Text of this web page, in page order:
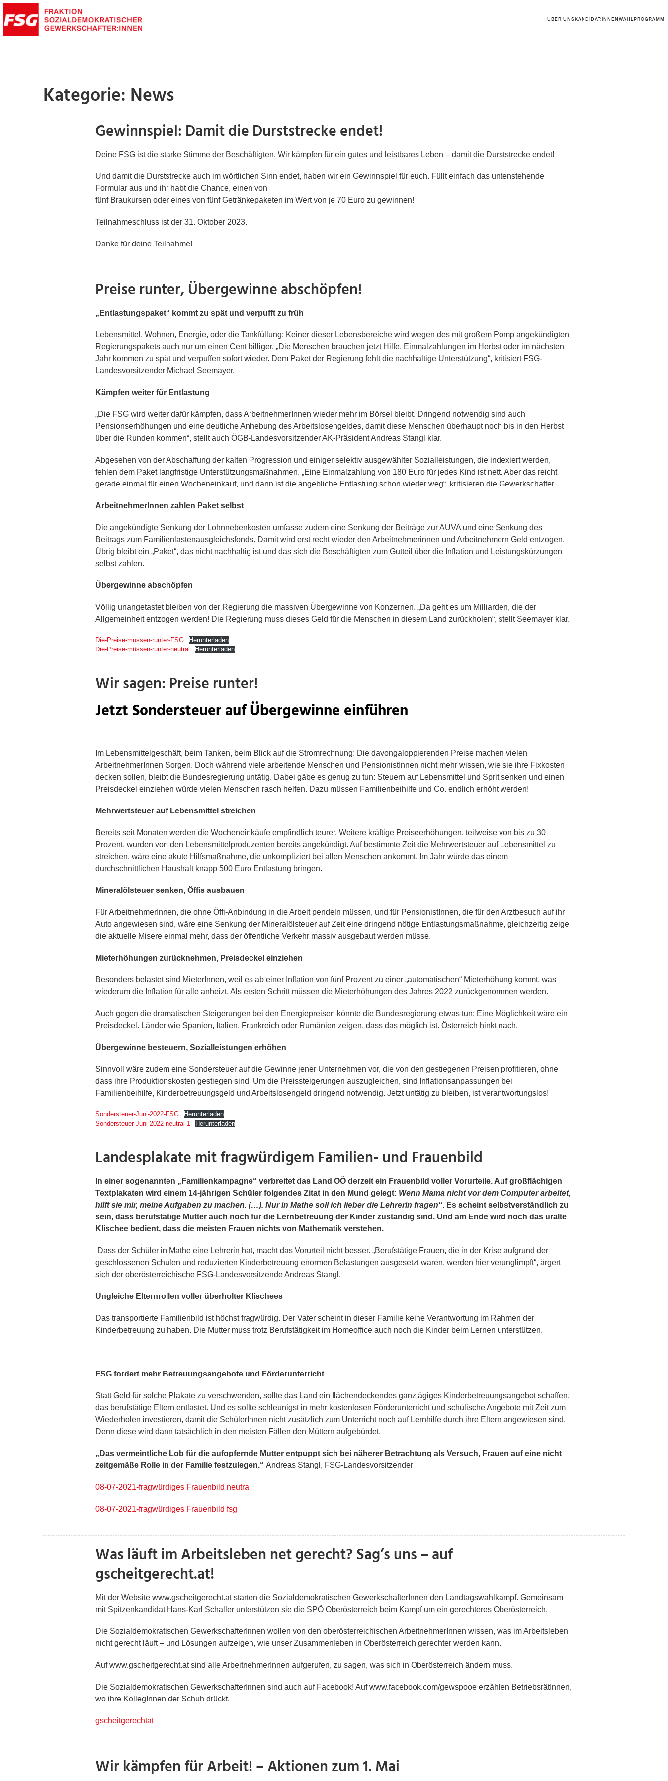
ÜBER UNS KANDIDAT:INNENWAHLPROGRAMM
Kategorie: News
Gewinnspiel: Damit die Durststrecke endet!
Deine FSG ist die starke Stimme der Beschäftigten. Wir kämpfen für ein gutes und leistbares Leben – damit die Durststrecke endet!
Und damit die Durststrecke auch im wörtlichen Sinn endet, haben wir ein Gewinnspiel für euch. Füllt einfach das untenstehende
Formular aus und ihr habt die Chance, einen von
fünf Braukursen oder eines von fünf Getränkepaketen im Wert von je 70 Euro zu gewinnen!
Teilnahmeschluss ist der 31. Oktober 2023.
Danke für deine Teilnahme!
Preise runter, Übergewinne abschöpfen!
„Entlastungspaket“ kommt zu spät und verpufft zu früh
Lebensmittel, Wohnen, Energie, oder die Tankfüllung: Keiner dieser Lebensbereiche wird wegen des mit großem Pomp angekündigten
Regierungspakets auch nur um einen Cent billiger. „Die Menschen brauchen jetzt Hilfe. Einmalzahlungen im Herbst oder im nächsten
Jahr kommen zu spät und verpuffen sofort wieder. Dem Paket der Regierung fehlt die nachhaltige Unterstützung“, kritisiert FSG-
Landesvorsitzender Michael Seemayer.
Kämpfen weiter für Entlastung
„Die FSG wird weiter dafür kämpfen, dass ArbeitnehmerInnen wieder mehr im Börsel bleibt. Dringend notwendig sind auch
Pensionserhöhungen und eine deutliche Anhebung des Arbeitslosengeldes, damit diese Menschen überhaupt noch bis in den Herbst
über die Runden kommen“, stellt auch ÖGB-Landesvorsitzender AK-Präsident Andreas Stangl klar.
Abgesehen von der Abschaffung der kalten Progression und einiger selektiv ausgewählter Sozialleistungen, die indexiert werden,
fehlen dem Paket langfristige Unterstützungsmaßnahmen. „Eine Einmalzahlung von 180 Euro für jedes Kind ist nett. Aber das reicht
gerade einmal für einen Wocheneinkauf, und dann ist die angebliche Entlastung schon wieder weg“, kritisieren die Gewerkschafter.
ArbeitnehmerInnen zahlen Paket selbst
Die angekündigte Senkung der Lohnnebenkosten umfasse zudem eine Senkung der Beiträge zur AUVA und eine Senkung des
Beitrags zum Familienlastenausgleichsfonds. Damit wird erst recht wieder den Arbeitnehmerinnen und Arbeitnehmern Geld entzogen.
Übrig bleibt ein „Paket“, das nicht nachhaltig ist und das sich die Beschäftigten zum Gutteil über die Inflation und Leistungskürzungen
selbst zahlen.
Übergewinne abschöpfen
Völlig unangetastet bleiben von der Regierung die massiven Übergewinne von Konzernen. „Da geht es um Milliarden, die der
Allgemeinheit entzogen werden! Die Regierung muss dieses Geld für die Menschen in diesem Land zurückholen“, stellt Seemayer klar.
Die-Preise-müssen-runter-FSG
Herunterladen
Die-Preise-müssen-runter-neutral
Herunterladen
Wir sagen: Preise runter!
Jetzt Sondersteuer auf Übergewinne einführen
Im Lebensmittelgeschäft, beim Tanken, beim Blick auf die Stromrechnung: Die davongaloppierenden Preise machen vielen
ArbeitnehmerInnen Sorgen. Doch während viele arbeitende Menschen und PensionistInnen nicht mehr wissen, wie sie ihre Fixkosten
decken sollen, bleibt die Bundesregierung untätig. Dabei gäbe es genug zu tun: Steuern auf Lebensmittel und Sprit senken und einen
Preisdeckel einziehen würde vielen Menschen rasch helfen. Dazu müssen Familienbeihilfe und Co. endlich erhöht werden!
Mehrwertsteuer auf Lebensmittel streichen
Bereits seit Monaten werden die Wocheneinkäufe empfindlich teurer. Weitere kräftige Preiseerhöhungen, teilweise von bis zu 30
Prozent, wurden von den Lebensmittelproduzenten bereits angekündigt. Auf bestimmte Zeit die Mehrwertsteuer auf Lebensmittel zu
streichen, wäre eine akute Hilfsmaßnahme, die unkompliziert bei allen Menschen ankommt. Im Jahr würde das einem
durchschnittlichen Haushalt knapp 500 Euro Entlastung bringen.
Mineralölsteuer senken, Öffis ausbauen
Für ArbeitnehmerInnen, die ohne Öffi-Anbindung in die Arbeit pendeln müssen, und für PensionistInnen, die für den Arztbesuch auf ihr
Auto angewiesen sind, wäre eine Senkung der Mineralölsteuer auf Zeit eine dringend nötige Entlastungsmaßnahme, gleichzeitig zeige
die aktuelle Misere einmal mehr, dass der öffentliche Verkehr massiv ausgebaut werden müsse.
Mieterhöhungen zurücknehmen, Preisdeckel einziehen
Besonders belastet sind MieterInnen, weil es ab einer Inflation von fünf Prozent zu einer „automatischen“ Mieterhöhung kommt, was
wiederum die Inflation für alle anheizt. Als ersten Schritt müssen die Mieterhöhungen des Jahres 2022 zurückgenommen werden.
Auch gegen die dramatischen Steigerungen bei den Energiepreisen könnte die Bundesregierung etwas tun: Eine Möglichkeit wäre ein
Preisdeckel. Länder wie Spanien, Italien, Frankreich oder Rumänien zeigen, dass das möglich ist. Österreich hinkt nach.
Übergewinne besteuern, Sozialleistungen erhöhen
Sinnvoll wäre zudem eine Sondersteuer auf die Gewinne jener Unternehmen vor, die von den gestiegenen Preisen profitieren, ohne
dass ihre Produktionskosten gestiegen sind. Um die Preissteigerungen auszugleichen, sind Inflationsanpassungen bei
Familienbeihilfe, Kinderbetreuungsgeld und Arbeitslosengeld dringend notwendig. Jetzt untätig zu bleiben, ist verantwortungslos!
Sondersteuer-Juni-2022-FSG
Herunterladen
Sondersteuer-Juni-2022-neutral-1
Herunterladen
Landesplakate mit fragwürdigem Familien- und Frauenbild
In einer sogenannten „Familienkampagne“ verbreitet das Land OÖ derzeit ein Frauenbild voller Vorurteile. Auf großflächigen
Textplakaten wird einem 14-jährigen Schüler folgendes Zitat in den Mund gelegt: Wenn Mama nicht vor dem Computer arbeitet,
hilft sie mir, meine Aufgaben zu machen. (…). Nur in Mathe soll ich lieber die Lehrerin fragen“. Es scheint selbstverständlich zu
sein, dass berufstätige Mütter auch noch für die Lernbetreuung der Kinder zuständig sind. Und am Ende wird noch das uralte
Klischee bedient, dass die meisten Frauen nichts von Mathematik verstehen.
Dass der Schüler in Mathe eine Lehrerin hat, macht das Vorurteil nicht besser. „Berufstätige Frauen, die in der Krise aufgrund der
geschlossenen Schulen und reduzierten Kinderbetreuung enormen Belastungen ausgesetzt waren, werden hier verunglimpft“, ärgert
sich der oberösterreichische FSG-Landesvorsitzende Andreas Stangl.
Ungleiche Elternrollen voller überholter Klischees
Das transportierte Familienbild ist höchst fragwürdig. Der Vater scheint in dieser Familie keine Verantwortung im Rahmen der
Kinderbetreuung zu haben. Die Mutter muss trotz Berufstätigkeit im Homeoffice auch noch die Kinder beim Lernen unterstützen.
FSG fordert mehr Betreuungsangebote und Förderunterricht
Statt Geld für solche Plakate zu verschwenden, sollte das Land ein flächendeckendes ganztägiges Kinderbetreuungsangebot schaffen,
das berufstätige Eltern entlastet. Und es sollte schleunigst in mehr kostenlosen Förderunterricht und schulische Angebote mit Zeit zum
Wiederholen investieren, damit die SchülerInnen nicht zusätzlich zum Unterricht noch auf Lernhilfe durch ihre Eltern angewiesen sind.
Denn diese wird dann tatsächlich in den meisten Fällen den Müttern aufgebürdet.
„Das vermeintliche Lob für die aufopfernde Mutter entpuppt sich bei näherer Betrachtung als Versuch, Frauen auf eine nicht
zeitgemäße Rolle in der Familie festzulegen.“ Andreas Stangl, FSG-Landesvorsitzender
08-07-2021-fragwürdiges Frauenbild neutral
08-07-2021-fragwürdiges Frauenbild fsg
Was läuft im Arbeitsleben net gerecht? Sag’s uns – auf
gscheitgerecht.at!
Mit der Website www.gscheitgerecht.at starten die Sozialdemokratischen GewerkschafterInnen den Landtagswahlkampf. Gemeinsam
mit Spitzenkandidat Hans-Karl Schaller unterstützen sie die SPÖ Oberösterreich beim Kampf um ein gerechteres Oberösterreich.
Die Sozialdemokratischen GewerkschafterInnen wollen von den oberösterreichischen ArbeitnehmerInnen wissen, was im Arbeitsleben
nicht gerecht läuft – und Lösungen aufzeigen, wie unser Zusammenleben in Oberösterreich gerechter werden kann.
Auf www.gscheitgerecht.at sind alle ArbeitnehmerInnen aufgerufen, zu sagen, was sich in Oberösterreich ändern muss.
Die Sozialdemokratischen GewerkschafterInnen sind auch auf Facebook! Auf www.facebook.com/gewspooe erzählen BetriebsrätInnen,
wo ihre KollegInnen der Schuh drückt.
gscheitgerechtat
Wir kämpfen für Arbeit! – Aktionen zum 1. Mai